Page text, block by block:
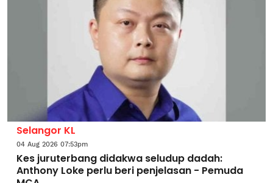
Selangor KL
04 Aug 2026 07:53pm
Kes juruterbang didakwa seludup dadah:
Anthony Loke perlu beri penjelasan - Pemuda